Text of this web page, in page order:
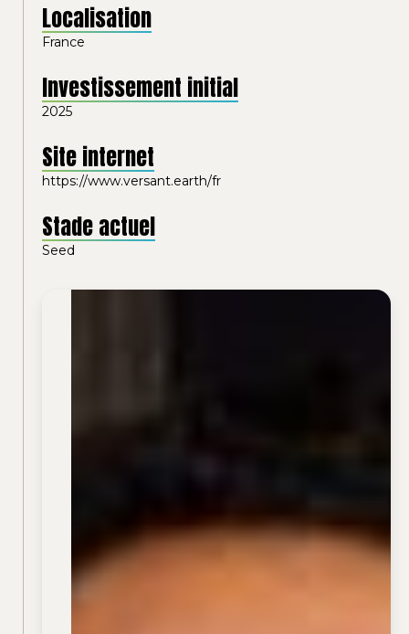
Localisation
France
Investissement initial
2025
Site internet
https://www.versant.earth/fr
Stade actuel
Seed